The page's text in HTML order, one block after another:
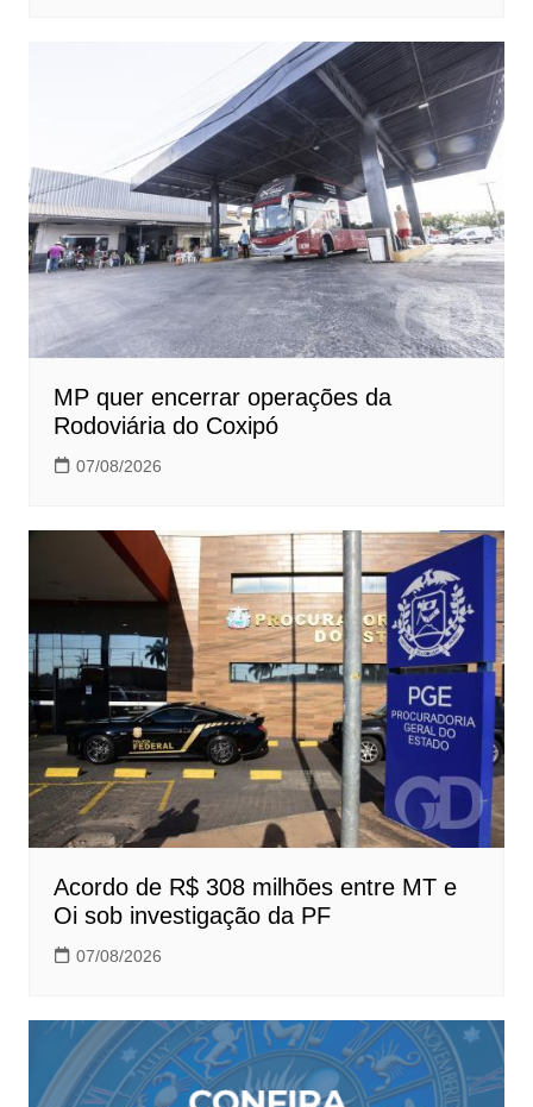
MP quer encerrar operações da
Rodoviária do Coxipó
07/08/2026
Acordo de R$ 308 milhões entre MT e
Oi sob investigação da PF
07/08/2026